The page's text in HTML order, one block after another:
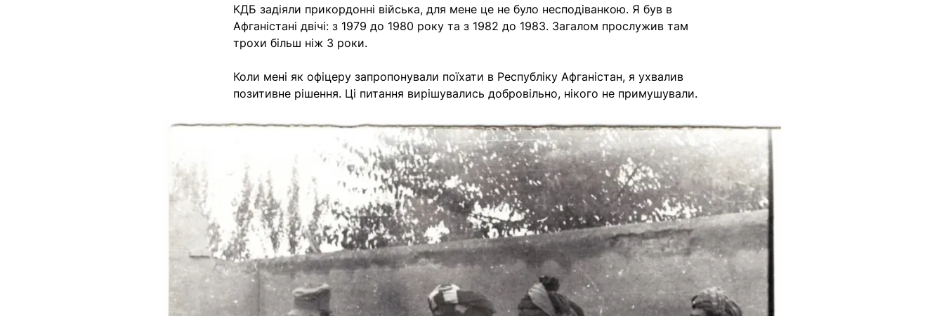
КДБ задіяли прикордонні війська, для мене це не було несподіванкою. Я був в
Афганістані двічі: з 1979 до 1980 року та з 1982 до 1983. Загалом прослужив там
трохи більш ніж 3 роки.
Коли мені як офіцеру запропонували поїхати в Республіку Афганістан, я ухвалив
позитивне рішення. Ці питання вирішувались добровільно, нікого не примушували.